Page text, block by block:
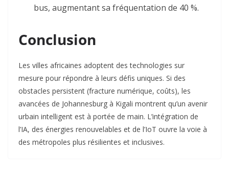
bus, augmentant sa fréquentation de 40 %.
Conclusion
Les villes africaines adoptent des technologies sur
mesure pour répondre à leurs défis uniques. Si des
obstacles persistent (fracture numérique, coûts), les
avancées de Johannesburg à Kigali montrent qu’un avenir
urbain intelligent est à portée de main. L’intégration de
l’IA, des énergies renouvelables et de l’IoT ouvre la voie à
des métropoles plus résilientes et inclusives.